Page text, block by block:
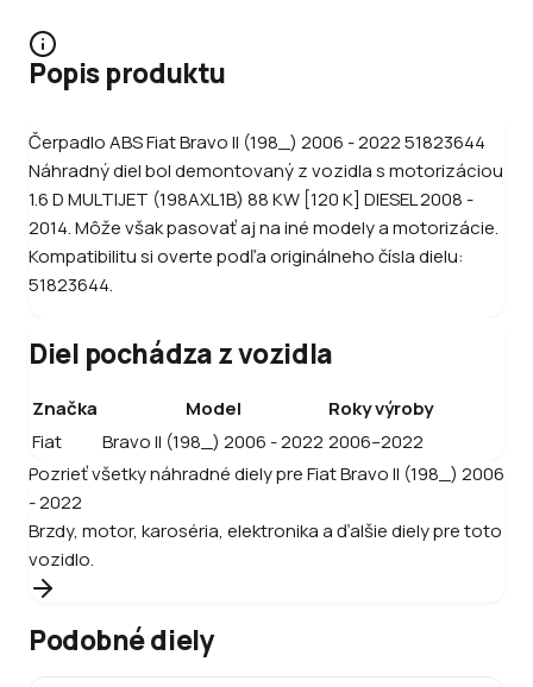
Popis produktu
Čerpadlo ABS Fiat Bravo II (198_) 2006 - 2022 51823644
Náhradný diel bol demontovaný z vozidla s motorizáciou
1.6 D MULTIJET (198AXL1B) 88 KW [120 K] DIESEL 2008 -
2014. Môže však pasovať aj na iné modely a motorizácie.
Kompatibilitu si overte podľa originálneho čísla dielu:
51823644.
Diel pochádza z vozidla
Značka Model
Roky výroby
Fiat
Bravo II (198_) 2006 - 2022 2006–2022
Pozrieť všetky náhradné diely preFiatBravo II (198_) 2006
- 2022
Brzdy, motor, karoséria, elektronika a ďalšie diely pre toto
vozidlo.
Podobné diely